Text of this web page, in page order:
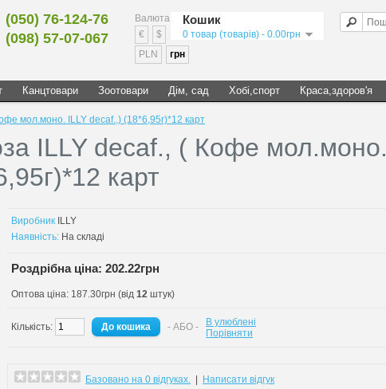
(050) 76-124-76
(098) 57-07-067
Валюта
€
$
PLN
грн
Кошик
0 товар (товарів) - 0.00грн
Канцтовари Зоотовари Дім, сад Хобі,спорт Краса,здоров'я
мол.моно. ILLY decaf.,) (18*6,95г)*12 карт
ILLY decaf., ( Кофе мол.моно.
карт
Виробник ILLY
Наявність: На складі
Роздрібна ціна: 202.22грн
Оптова ціна: 187.30грн (від 12 штук)
Кількість: - АБО -
В улюблені
Порівняти
Базовано на 0 відгуках. Написати відгук